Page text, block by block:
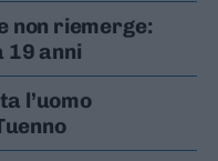
non riemerge:
19 anni
l’uomo